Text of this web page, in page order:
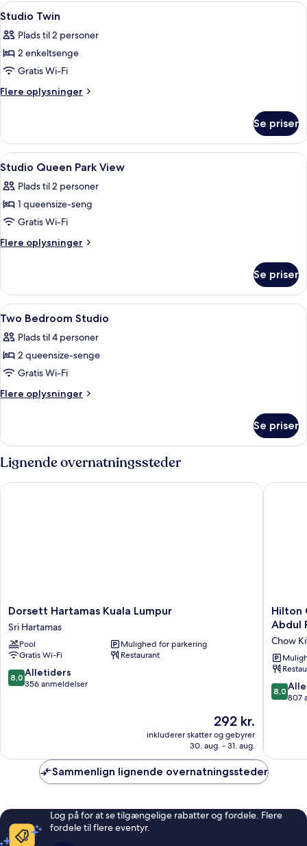
Indlæs
alle
billeder
af
Studio
Twin
Et hotelværelse med to senge, et
6
Studio Twin
Plads til 2 personer
2 enkeltsenge
Gratis Wi-Fi
Flere oplysninger
Flere
Twin
Se priser
Indlæs
alle
billeder
af
Studio
Queen
Et moderne hotelværelse med et
10
Studio Queen Park View
Plads til 2 personer
1 queensize-seng
Gratis Wi-Fi
Flere oplysninger
Flere
Queen
Park
View
Se priser
Indlæs
alle
billeder
af
Two
Bedroom
Et moderne loungeområde med
12
Two Bedroom Studio
Plads til 4 personer
2 queensize-senge
Gratis Wi-Fi
Flere oplysninger
Flere
Bedroom
Studio
Se priser
Lignende overnatningssteder
Dorsett
Hartamas
Kuala
Lumpur
Sri
Hartamas
Dorsett Hartamas Kuala Lumpur
Sri Hartamas
Pool
Mulighed for parkering
Gratis Wi-Fi
Restaurant
8.0
ud
8,0 Alletiders
356 anmeldelser
Prisen
292 kr.
292 kr.
inkluderer skatter og gebyrer
30. aug. - 31. aug.
Dorsett Hartamas Kuala Lumpur
Hilton
Garden
Kuala
Lumpur
Jalan
Tuanku
Abdul
Hilton
Abdul
Chow
8.0
ud
8,0
807
Hilton
Sammenlign lignende overnatningssteder
Log på for at se tilgængelige rabatter og fordele. Flere
fordele til flere eventyr.